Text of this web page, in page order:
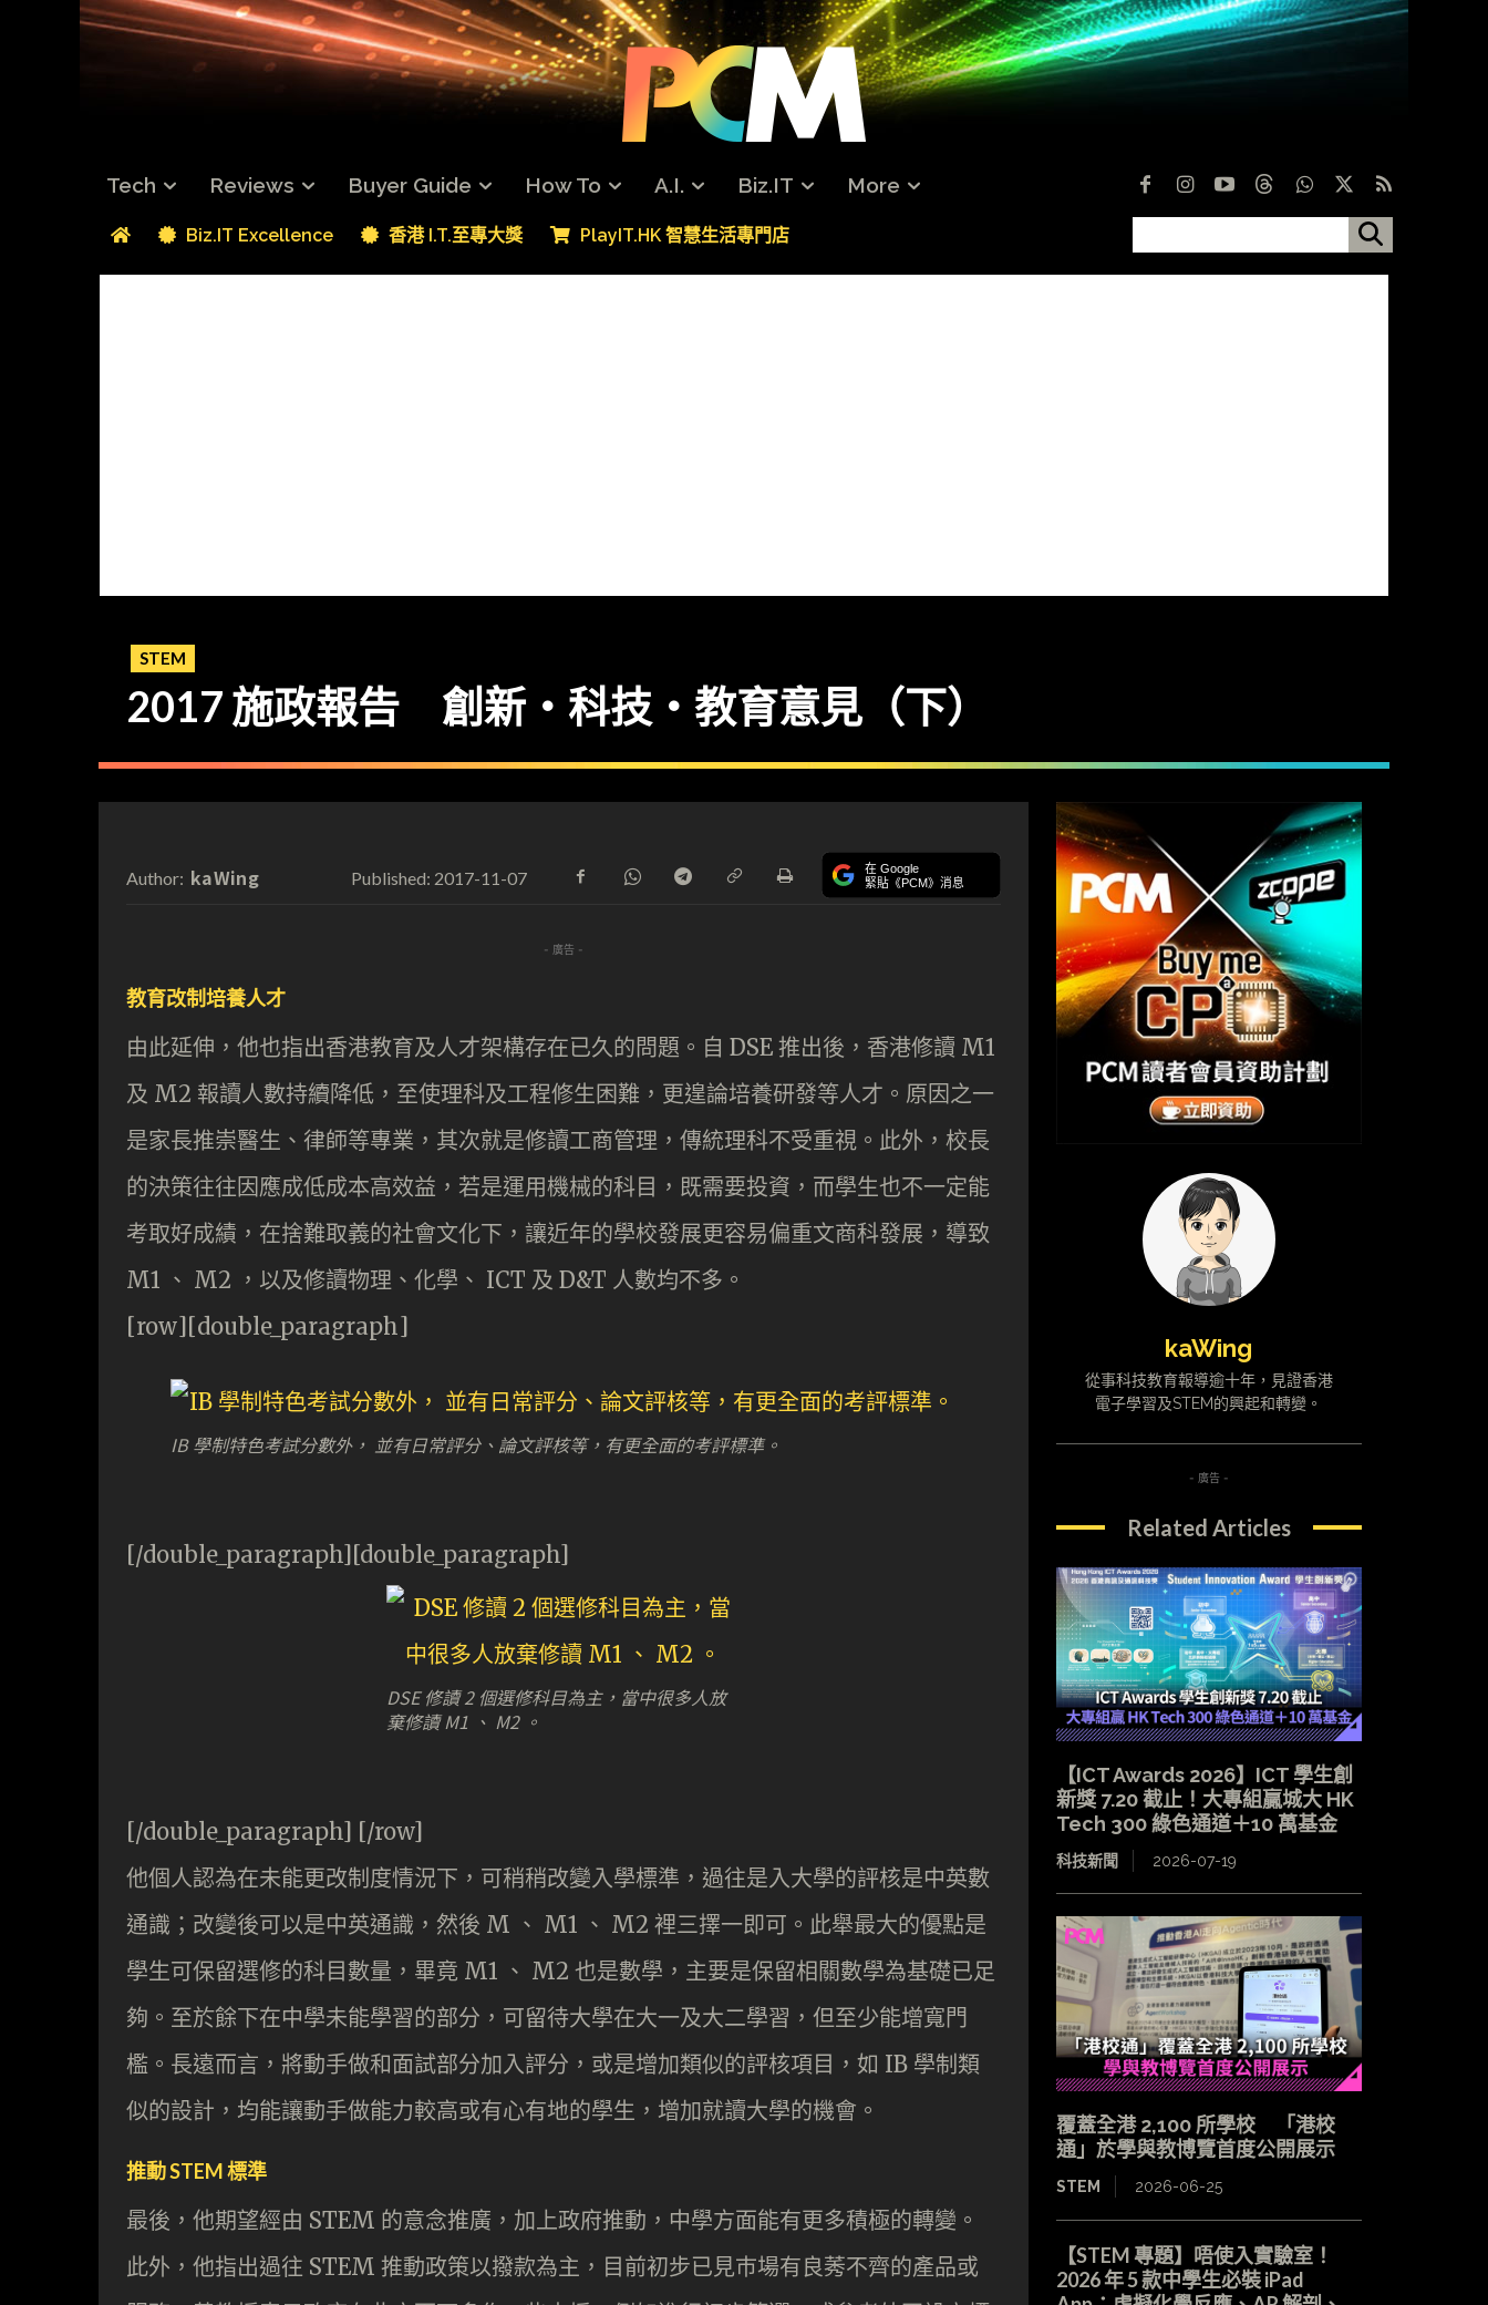
Tech Reviews Buyer Guide How To A.I. Biz.IT More
Biz.IT Excellence 香港 I.T.至專大獎 PlayIT.HK 智慧生活專門店
STEM
2017 施政報告 創新‧科技‧教育意見（下）
Author: kaWing Published: 2017-11-07 在 Google
緊貼《PCM》消息
- 廣告 -
教育改制培養人才
由此延伸，他也指出香港教育及人才架構存在已久的問題。自 DSE 推出後，香港修讀 M1
及 M2 報讀人數持續降低，至使理科及工程修生困難，更遑論培養研發等人才。原因之一
是家長推崇醫生、律師等專業，其次就是修讀工商管理，傳統理科不受重視。此外，校長
的決策往往因應成低成本高效益，若是運用機械的科目，既需要投資，而學生也不一定能
考取好成績，在捨難取義的社會文化下，讓近年的學校發展更容易偏重文商科發展，導致
M1 、 M2 ，以及修讀物理、化學、 ICT 及 D&T 人數均不多。
[row][double_paragraph]
IB 學制特色考試分數外， 並有日常評分、論文評核等，有更全面的考評標準。
[/double_paragraph][double_paragraph]
DSE 修讀 2 個選修科目為主，當中很多人放
棄修讀 M1 、 M2 。
[/double_paragraph] [/row]
他個人認為在未能更改制度情況下，可稍稍改變入學標準，過往是入大學的評核是中英數
通識；改變後可以是中英通識，然後 M 、 M1 、 M2 裡三擇一即可。此舉最大的優點是
學生可保留選修的科目數量，畢竟 M1 、 M2 也是數學，主要是保留相關數學為基礎已足
夠。至於餘下在中學未能學習的部分，可留待大學在大一及大二學習，但至少能增寬門
檻。長遠而言，將動手做和面試部分加入評分，或是增加類似的評核項目，如 IB 學制類
似的設計，均能讓動手做能力較高或有心有地的學生，增加就讀大學的機會。
推動 STEM 標準
最後，他期望經由 STEM 的意念推廣，加上政府推動，中學方面能有更多積極的轉變。
此外，他指出過往 STEM 推動政策以撥款為主，目前初步已見巿場有良莠不齊的產品或
kaWing
從事科技教育報導逾十年，見證香港
電子學習及STEM的興起和轉變。
- 廣告 -
Related Articles
【ICT Awards 2026】ICT 學生創
新獎 7.20 截止！大專組贏城大 HK
Tech 300 綠色通道＋10 萬基金
科技新聞 2026-07-19
覆蓋全港 2,100 所學校 「港校
通」於學與教博覽首度公開展示
STEM 2026-06-25
【STEM 專題】唔使入實驗室！
2026 年 5 款中學生必裝 iPad